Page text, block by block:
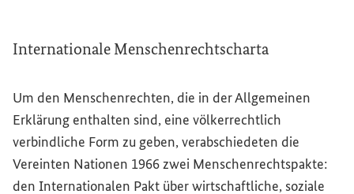
Internationale Menschenrechtscharta
Um den Menschenrechten, die in der Allgemeinen
Erklärung enthalten sind, eine völkerrechtlich
verbindliche Form zu geben, verabschiedeten die
Vereinten Nationen 1966 zwei Menschenrechtspakte:
den Internationalen Pakt über wirtschaftliche, soziale